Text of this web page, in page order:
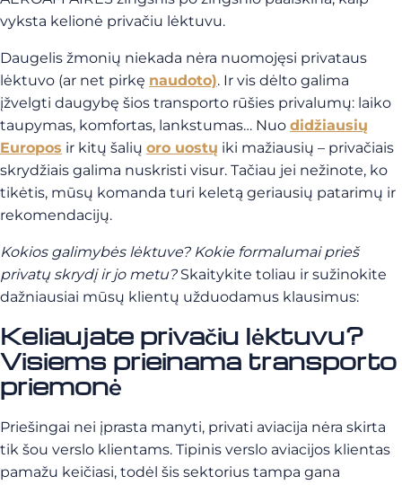
vyksta kelionė privačiu lėktuvu.
Daugelis žmonių niekada nėra nuomojęsi privataus
lėktuvo (ar net pirkę naudoto). Ir vis dėlto galima
įžvelgti daugybę šios transporto rūšies privalumų: laiko
taupymas, komfortas, lankstumas… Nuo didžiausių
Europos ir kitų šalių oro uostų iki mažiausių – privačiais
skrydžiais galima nuskristi visur. Tačiau jei nežinote, ko
tikėtis, mūsų komanda turi keletą geriausių patarimų ir
rekomendacijų.
Kokios galimybės lėktuve? Kokie formalumai prieš
privatų skrydį ir jo metu?Skaitykite toliau ir sužinokite
dažniausiai mūsų klientų užduodamus klausimus:
Keliaujate privačiu lėktuvu?
Visiems prieinama transporto
priemonė
Priešingai nei įprasta manyti, privati aviacija nėra skirta
tik šou verslo klientams. Tipinis verslo aviacijos klientas
pamažu keičiasi, todėl šis sektorius tampa gana